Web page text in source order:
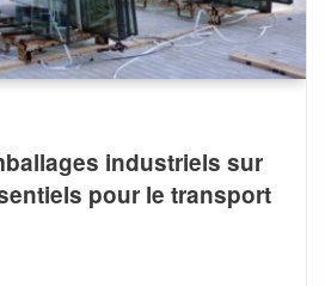
industriels sur
pour le transport